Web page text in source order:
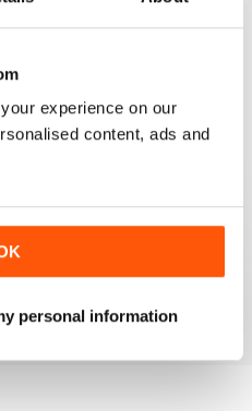
experience on our
content, ads and
personal information
Recensito 12 aprile 2022
MECHANICS
frame of mag.